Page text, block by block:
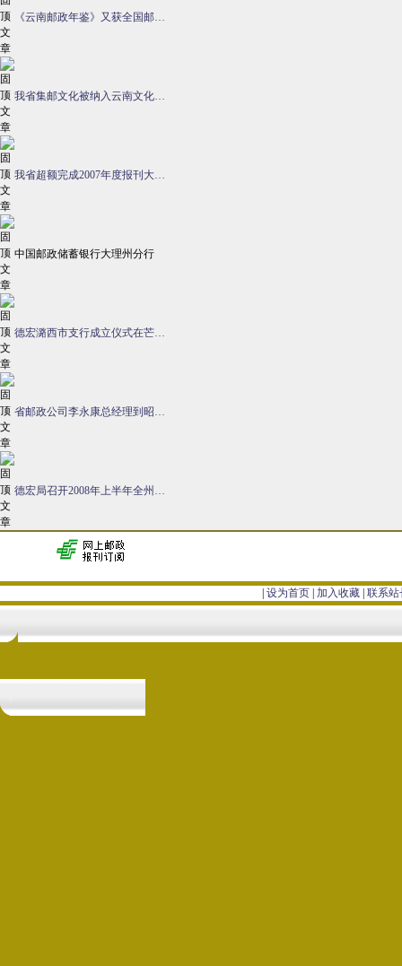
《云南邮政年鉴》又获全国邮…
我省集邮文化被纳入云南文化…
我省超额完成2007年度报刊大…
中国邮政储蓄银行大理州分行
德宏潞西市支行成立仪式在芒…
省邮政公司李永康总经理到昭…
德宏局召开2008年上半年全州…
| 设为首页| 加入收藏| 联系站